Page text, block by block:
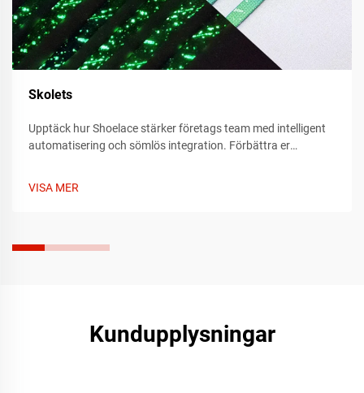
Skolets
Upptäck hur Shoelace stärker företags team med intelligent
automatisering och sömlös integration. Förbättra er
VISA MER
Kundupplysningar